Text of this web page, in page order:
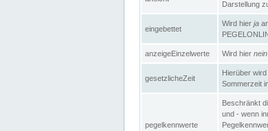
Darstellung
eingebettet
Wird hier ja
anzeigeEinzelwerte Wird hier nein
gesetzlicheZeit
Hierüber
Sommerzeit
pegelkennwerte
Beschränkt
und - wenn